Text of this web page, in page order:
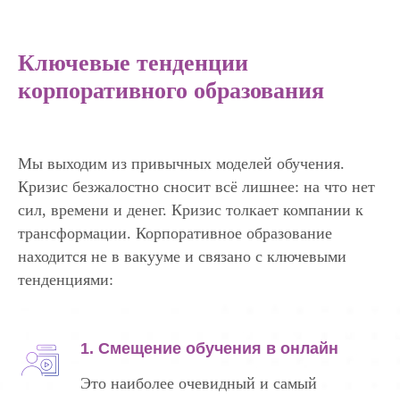
Ключевые тенденции
корпоративного образования
Мы выходим из привычных моделей обучения.
Кризис безжалостно сносит всё лишнее: на что нет
сил, времени и денег. Кризис толкает компании к
трансформации. Корпоративное образование
находится не в вакууме и связано с ключевыми
тенденциями:
1. Смещение обучения в онлайн
Это наиболее очевидный и самый